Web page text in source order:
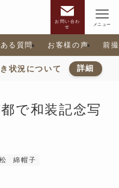
お問い合わ
せ
メニュー
る質問 お客様の声 前
状況について 詳細
で和装記念写
綿帽子